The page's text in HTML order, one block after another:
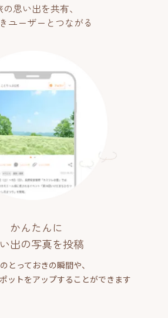
の思い出を共有、
ユーザーとつながる
かんたんに
出の写真を投稿
とっておきの瞬間や、
ットをアップすることができます